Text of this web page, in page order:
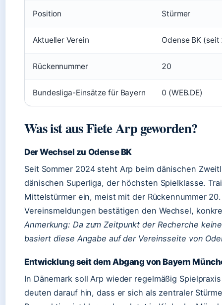
Position Stürmer
Aktueller Verein Odense BK
Rückennummer 20
Bundesliga-Einsätze für Bayern 0 (WEB.DE)
Was ist aus Fiete Arp geworden?
Der Wechsel zu Odense BK
Seit Sommer 2024 steht Arp beim dänischen
dänischen Superliga, der höchsten Spielklasse.
Mittelstürmer ein, meist mit der Rückennummer
Vereinsmeldungen bestätigen den Wechsel,
Anmerkung: Da zum Zeitpunkt der Recherche
basiert diese Angabe auf der Vereinsseite von
Entwicklung seit dem Abgang von Bayern
In Dänemark soll Arp wieder regelmäßig
deuten darauf hin, dass er sich als zentraler